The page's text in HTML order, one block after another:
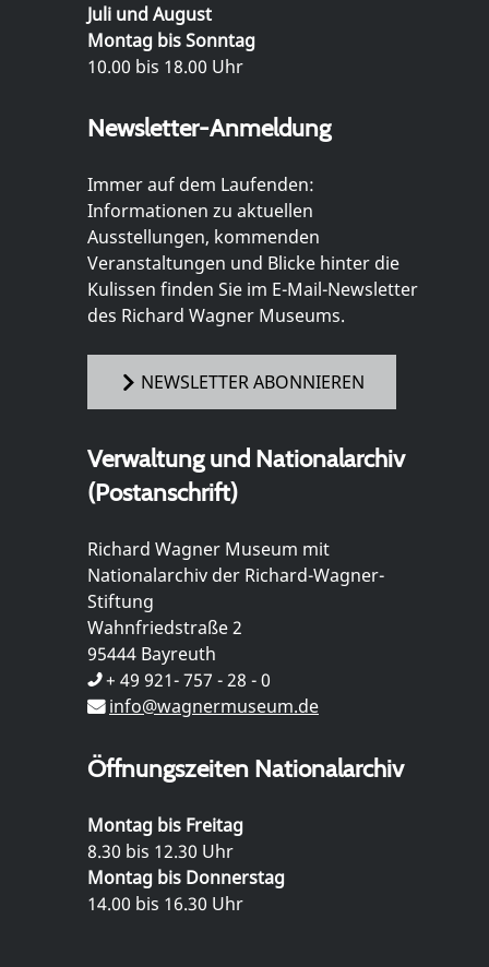
Juli und August
Montag bis Sonntag
10.00 bis 18.00 Uhr
Newsletter-Anmeldung
Immer auf dem Laufenden:
Informationen zu aktuellen
Ausstellungen, kommenden
Veranstaltungen und Blicke hinter die
Kulissen finden Sie im E-Mail-Newsletter
des Richard Wagner Museums.
NEWSLETTER ABONNIEREN
Verwaltung und Nationalarchiv
(Postanschrift)
Richard Wagner Museum mit
Nationalarchiv der Richard-Wagner-
Stiftung
Wahnfriedstraße 2
95444 Bayreuth
+ 49 921- 757 - 28 - 0
info@wagnermuseum.de
Öffnungszeiten Nationalarchiv
Montag bis Freitag
8.30 bis 12.30 Uhr
Montag bis Donnerstag
14.00 bis 16.30 Uhr